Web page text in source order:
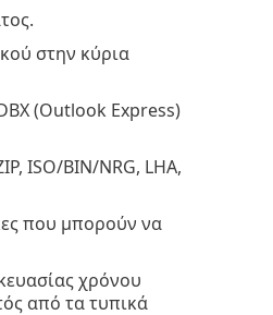
στην κύρια
(Outlook Express)
ISO/BIN/NRG, LHA,
που μπορούν να
χρόνου
από τα τυπικά